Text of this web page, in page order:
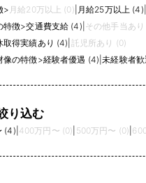
> 月給20万以上 (0) 月給25万以上 (4)
特徴>交通費支給 (4) その他手当あ
取得実績あり (4) 託児所あり (0)
像の特徴>経験者優遇 (4) |未経験者
り込む
(4) 400万円〜 (0) 500万円〜 (0)